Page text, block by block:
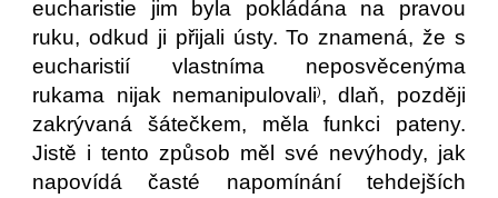
eucharistie jim byla pokládána na pravou
ruku, odkud ji přijali ústy. To znamená, že s
eucharistií vlastníma neposvěcenýma
rukama nijak nemanipulovali), dlaň, později
zakrývaná šátečkem, měla funkci pateny.
Jistě i tento způsob měl své nevýhody, jak
napovídá časté napomínání tehdejších